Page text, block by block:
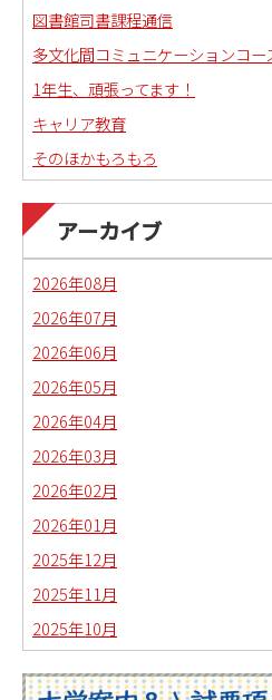
図書館司書課程通信
多文化間コミュニケーションコー
1年生、頑張ってます！
キャリア教育
そのほかもろもろ
日本語教育副専攻課程通信(日本語
琉球沖縄文化コースの取り組み
アーカイブ
2026年08月
2026年07月
2026年06月
2026年05月
2026年04月
2026年03月
2026年02月
2026年01月
2025年12月
2025年11月
2025年10月